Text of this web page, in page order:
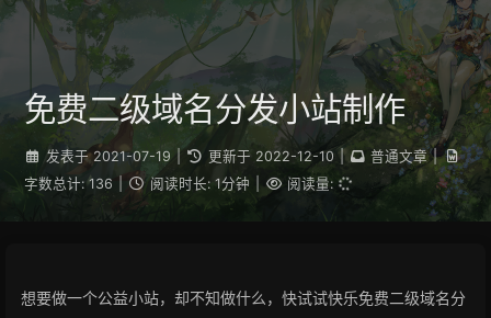
免费二级域名分发小站制作
发表于 2021-07-19 更新于 2022-12-10 | 普通文章 |
字数总计: 136 阅读时长: 1分钟 阅读量:
想要做一个公益小站，却不知做什么，快试试快乐免费二级域名分